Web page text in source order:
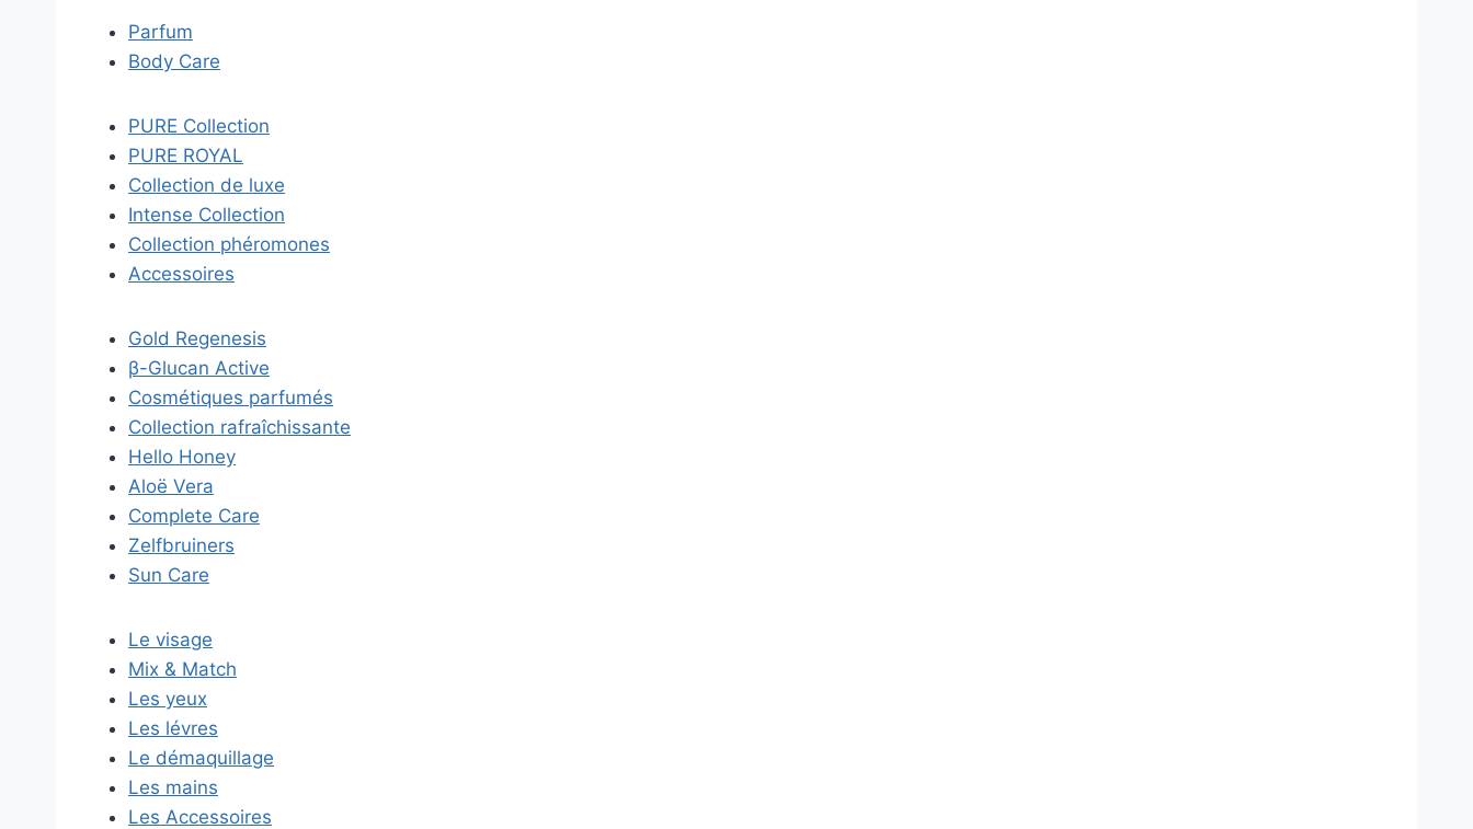
Parfum
Body Care
PURE Collection
PURE ROYAL
Collection de luxe
Intense Collection
Collection phéromones
Accessoires
Gold Regenesis
β-Glucan Active
Cosmétiques parfumés
Collection rafraîchissante
Hello Honey
Aloë Vera
Complete Care
Zelfbruiners
Sun Care
Le visage
Mix & Match
Les yeux
Les lévres
Le démaquillage
Les mains
Les Accessoires